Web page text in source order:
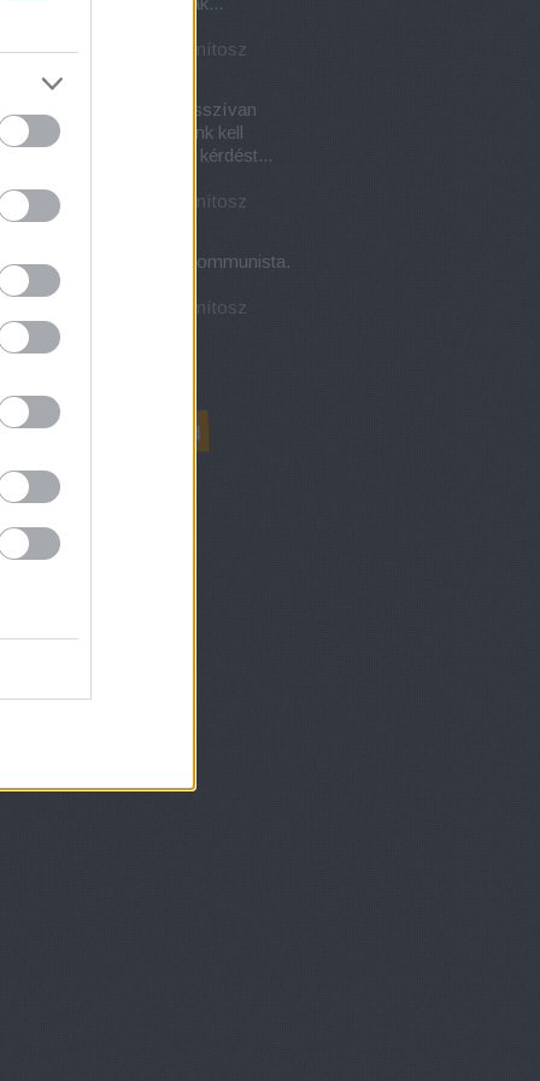
e a nőnap? Egy mítosz
Klara Zetkin masszívan
volt. Ha már nekünk kell
a címben feltett kérdést...
e a nőnap? Egy mítosz
ⲂⲓrⲥⲁⲘⲁⲛ ⲔöⲍÍró:
Igen, kommunista.
15:15
e a nőnap? Egy mítosz
megjeleníthető elem